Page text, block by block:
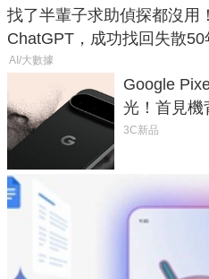
找了半輩子求助偵探都沒用
ChatGPT，成功找回失散50
AI/大數據
Google
光！首見機
120 倍變焦
3C新品